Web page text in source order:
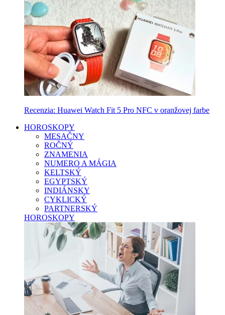
Recenzia: Huawei Watch Fit 5 Pro NFC v oranžovej farbe
HOROSKOPY
MESAČNY
ROČNÝ
ZNAMENIA
NUMERO A MÁGIA
KELTSKÝ
EGYPTSKÝ
INDIÁNSKY
CYKLICKÝ
PARTNERSKÝ
HOROSKOPY